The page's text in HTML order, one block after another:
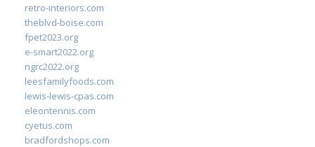
retro-interiors.com
theblvd-boise.com
fpet2023.org
e-smart2022.org
ngrc2022.org
leesfamilyfoods.com
lewis-lewis-cpas.com
eleontennis.com
cyetus.com
bradfordshops.com